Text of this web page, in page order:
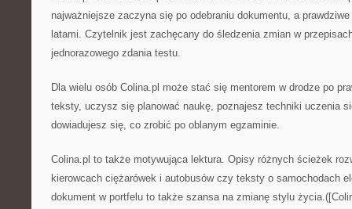
najważniejsze zaczyna się po odebraniu dokumentu, a
latami. Czytelnik jest zachęcany do śledzenia zmian w
jednorazowego zdania testu.
Dla wielu osób Colina.pl może stać się mentorem w drodze po
teksty, uczysz się planować naukę, poznajesz techniki uczenia
dowiadujesz się, co zrobić po oblanym egzaminie.
Colina.pl to także motywująca lektura. Opisy różnych ścieżek
kierowcach ciężarówek i autobusów czy teksty o samochodach
dokument w portfelu to także szansa na zmianę stylu